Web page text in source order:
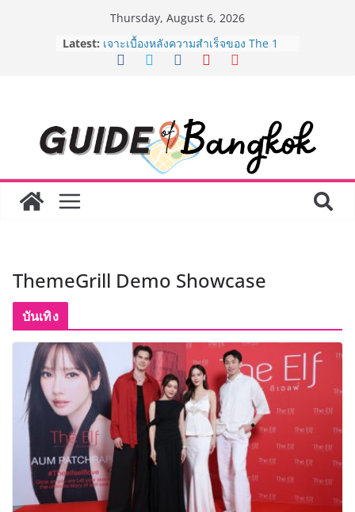
Thursday, August 6, 2026
Latest: เจาะเบื้องหลังความสำเร็จของ The 1
Day 2026 จากแคมเปญสู่ Shopping
จ่าย ผสาน Ecosystem ที่แข็งแกร่งของ
กลุ่มเซ็นทรัล สร้างยอดขายสูงสุดในรอบ
3 ปี
กรมการท่องเที่ยวเดินหน้าสร้าง Green
Coach รุ่นใหม่ ขับเคลื่อนการท่องเที่ยว
พาณิชย์อย่างยั่งยืน
ภัณฑ์ครบวงจร ขอเชิญเลือกซื้อมาลัย
และของขวัญต้อนรับวันแม่ เปิดให้
บริการทุกวันตลอด 24 ชั่วโมง
ครั้งแรกของไทย ส่งอุปกรณ์วิทยาศาสตร์
“CE-7 MATCH” ฝีมือคนไทย ร่วมภารกิจ
สำรวจดวงจันทร์ 24 สิงหาคมนี้
ThemeGrill Demo Showcase
บันเทิง